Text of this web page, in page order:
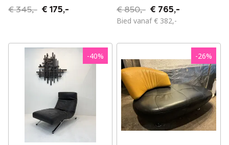
Cleopatra jaren 60
€ 345,- € 175,-
€ 850,- € 765,-
Bied vanaf € 382,-
-40% -26%